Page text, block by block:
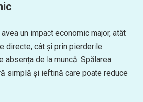
un impact economic major, atât
directe, cât și prin pierderile
absența de la muncă. Spălarea
simplă și ieftină care poate reduce